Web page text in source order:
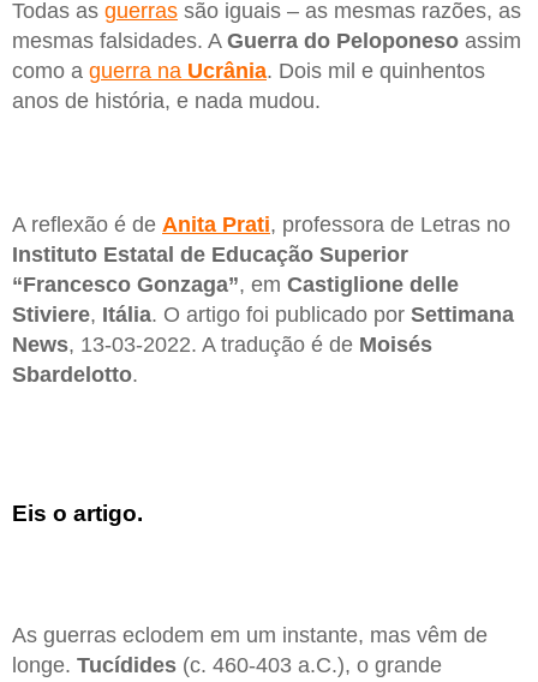
Todas as guerras são iguais – as mesmas razões, as
mesmas falsidades. A Guerra do Peloponeso assim
como a guerra na Ucrânia. Dois mil e quinhentos
anos de história, e nada mudou.
A reflexão é de Anita Prati, professora de Letras no
Instituto Estatal de Educação Superior
“Francesco Gonzaga”, em Castiglione delle
Stiviere, Itália. O artigo foi publicado por Settimana
News, 13-03-2022. A tradução é de Moisés
Sbardelotto.
Eis o artigo.
As guerras eclodem em um instante, mas vêm de
longe. Tucídides (c. 460-403 a.C.), o grande